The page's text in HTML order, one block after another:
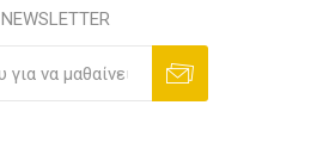
NEWSLETTER